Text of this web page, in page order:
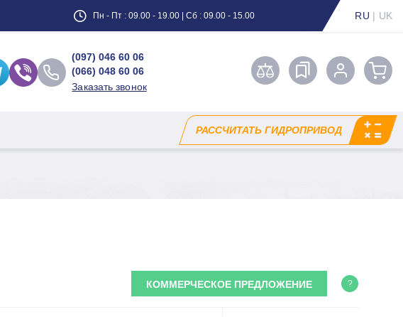
Пн - Пт : 09.00 - 19.00 | Сб : 09.00 - 15.00 RU | UK
(097) 046 60 06
(066) 048 60 06
Заказать звонок
РАССЧИТАТЬ ГИДРОПРИВОД
КОММЕРЧЕСКОЕ ПРЕДЛОЖЕНИЕ ?